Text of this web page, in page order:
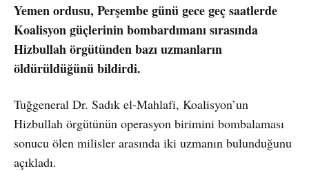
Yemen ordusu, Perşembe günü gece geç saatlerde
Koalisyon güçlerinin bombardımanı sırasında
Hizbullah örgütünden bazı uzmanların
öldürüldüğünü bildirdi.
Tuğgeneral Dr. Sadık el-Mahlafi, Koalisyon’un
Hizbullah örgütünün operasyon birimini bombalaması
sonucu ölen milisler arasında iki uzmanın bulunduğunu
açıkladı.